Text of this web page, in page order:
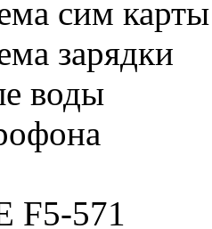
сим карты
зарядки
воды
F5-571